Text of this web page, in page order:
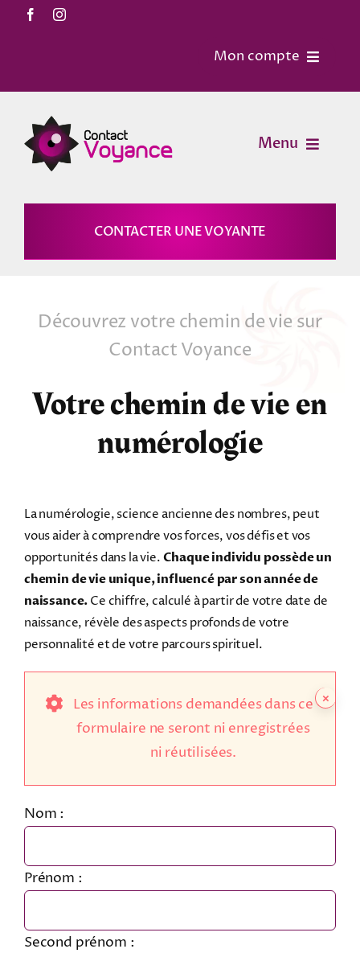
Passer
Mon compte
Mon Compte
Menu
Voyance
Astrologie
Tarots
Tests & jeux
Blog
CONTACTER UNE VOYANTE
Découvrez votre chemin de vie sur
Contact Voyance
Votre chemin de vie en
numérologie
La numérologie, science ancienne des nombres, peut
vous aider à comprendre vos forces, vos défis et vos
opportunités dans la vie. Chaque individu possède un
chemin de vie unique, influencé par son année de
naissance. Ce chiffre, calculé à partir de votre date de
naissance, révèle des aspects profonds de votre
personnalité et de votre parcours spirituel.
Les informations demandées dans ce
formulaire ne seront ni enregistrées
ni réutilisées.
×
Nom :
Prénom :
Second prénom :